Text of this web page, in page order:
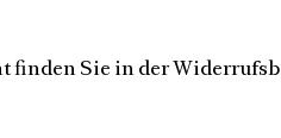
Sie in der